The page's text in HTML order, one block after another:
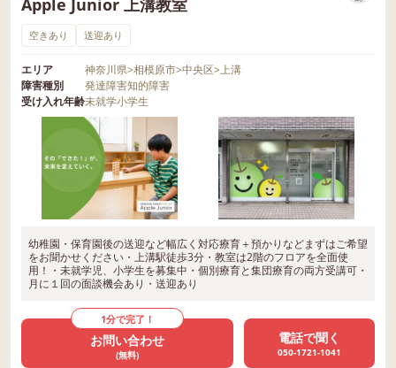
Apple Junior 上溝教室
空きあり 送迎あり
エリア 神奈川県>相模原市>中央区>上溝
障害種別
発達障害知的障害
受け入れ年齢未就学小学生
幼稚園・保育園後の送迎など幅広く対応療育＋預かりなどまずはご希望
をお聞かせください・上溝駅徒歩3分・教室は2階のフロアを全面使
用！・未就学児、小学生を募集中・個別療育と集団療育の両方受講可・
月に１回の面談機会あり・送迎あり
1分で完了！
お問い合わせ
(無料)
電話で聞く
050-1721-1041